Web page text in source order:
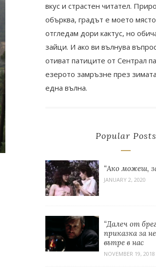
вкус и страстен читател.
обърква, градът е моето
отгледам дори кактус, но
зайци. И ако ви вълнува
отиват патиците от Сентрал
езерото замръзне през
една вълна.
Popular Posts
“Ако можеш,
JANUARY 2, 2020
“Далеч от
приказка за
вътре в нас
NOVEMBER 19, 2018